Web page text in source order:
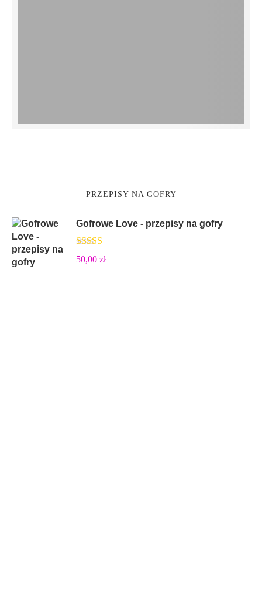
PRZEPISY NA GOFRY
Gofrowe Love - przepisy na gofry
Oceniono
5.00na 5
50,00 zł